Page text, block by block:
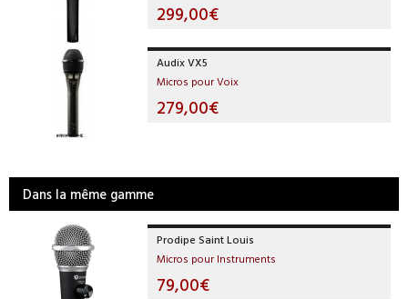
299,00€
Audix VX5
Micros pour Voix
279,00€
Dans la même gamme
Prodipe Saint Louis
Micros pour Instruments
79,00€